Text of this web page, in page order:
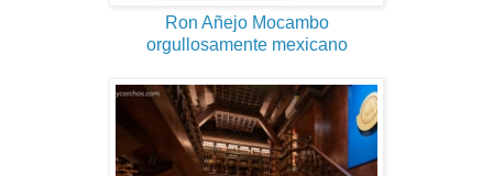
Ron Añejo Mocambo
orgullosamente mexicano